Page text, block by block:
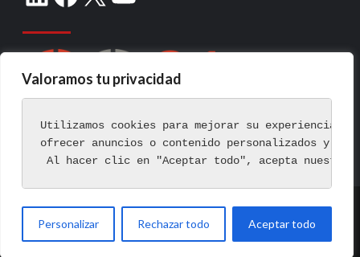
Valoramos tu privacidad
Utilizamos cookies para mejorar su experiencia
ofrecer anuncios o contenido personalizados y
Al hacer clic en "Aceptar todo", acepta nuestro
Personalizar Rechazar todo Aceptar todo
Copyright © Todos los derechos reservados.
CoverNewspor AF themes.